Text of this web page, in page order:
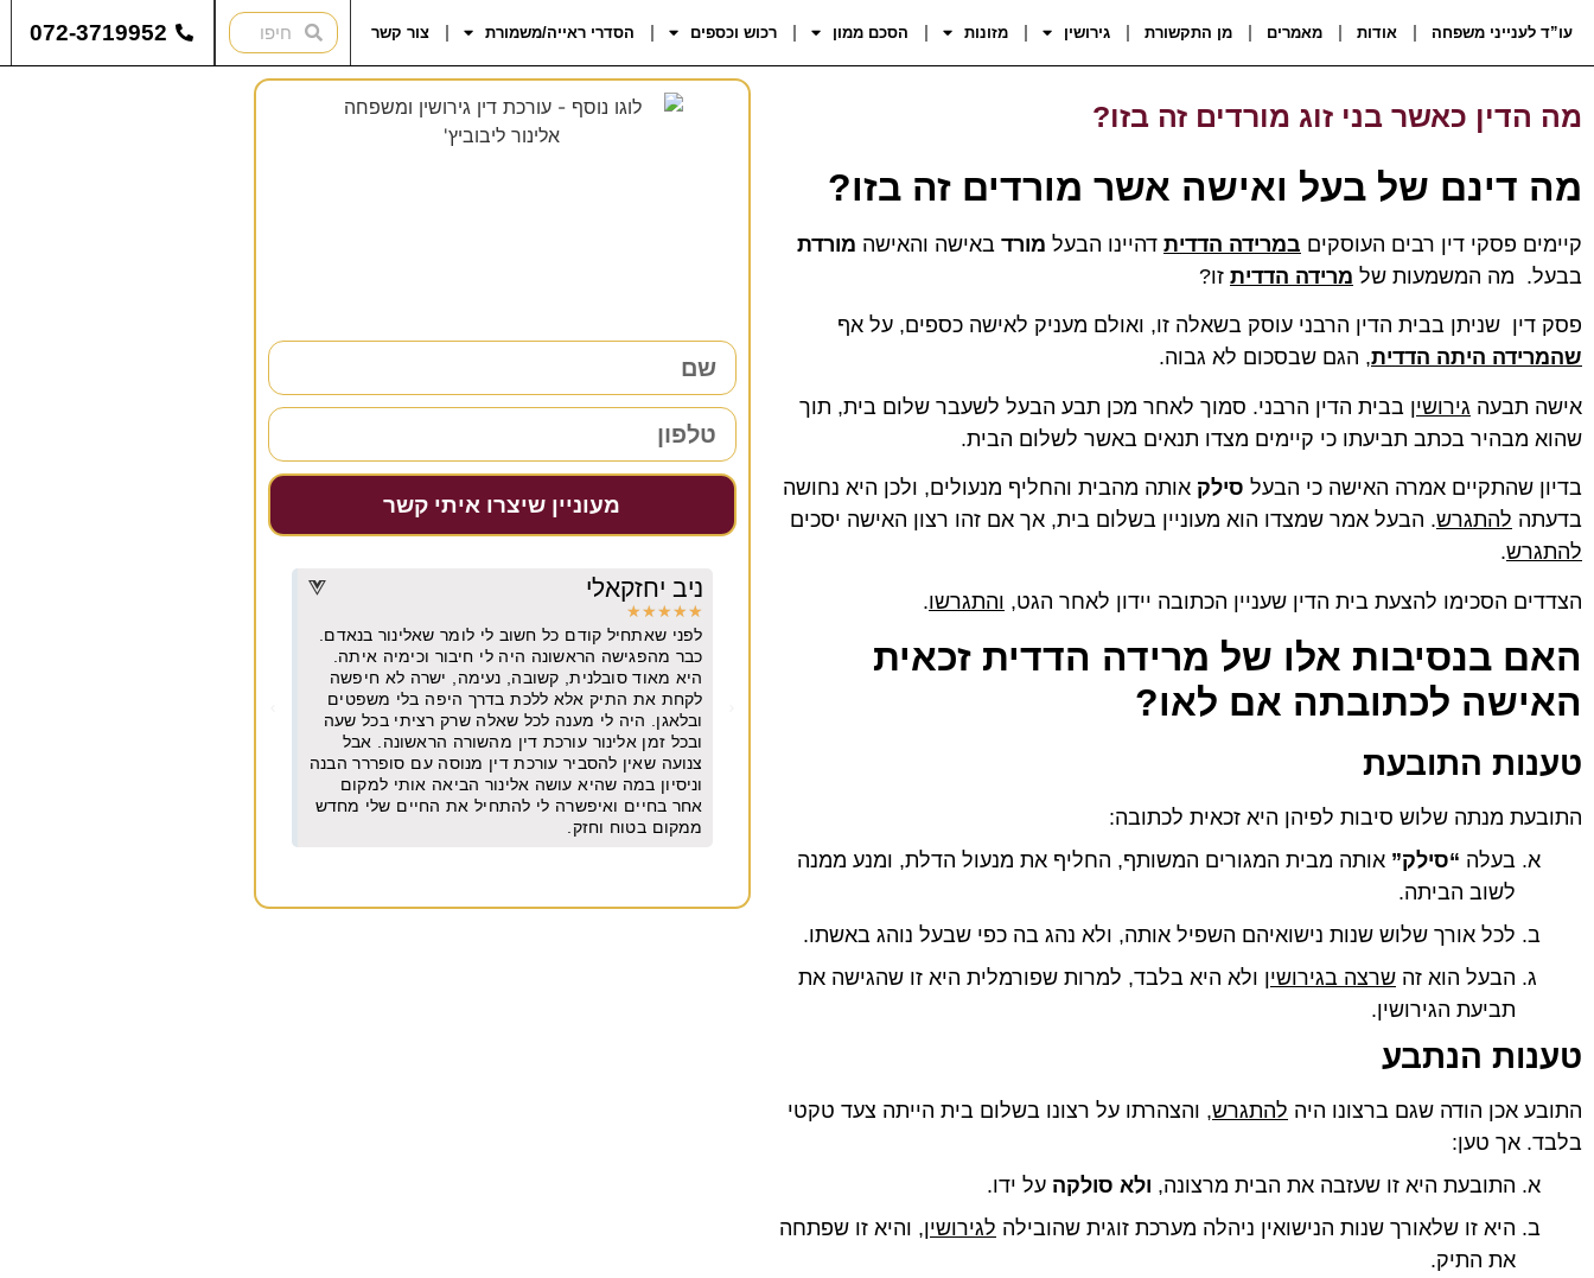
עו”ד לענייני משפחה אודות מאמרים מן התקשורת גירושין מזונות הסכם ממון רכוש וכספים הסדרי ראייה/משמורת צור קשר 072-3719952
מה הדין כאשר בני זוג מורדים זה בזו?
מה דינם של בעל ואישה אשר מורדים זה בזו?
קיימים פסקי דין רבים העוסקים במרידה הדדית דהיינו הבעל מורד באישה והאישה מורדת
בבעל. מה המשמעות של מרידה הדדית זו?
פסק דין שניתן בבית הדין הרבני עוסק בשאלה זו, ואולם מעניק לאישה כספים, על אף
שהמרידה היתה הדדית, הגם שבסכום לא גבוה.
אישה תבעה גירושין בבית הדין הרבני. סמוך לאחר מכן תבע הבעל לשעבר שלום בית, תוך
שהוא מבהיר בכתב תביעתו כי קיימים מצדו תנאים באשר לשלום הבית.
בדיון שהתקיים אמרה האישה כי הבעל סילק אותה מהבית והחליף מנעולים, ולכן היא נחושה
בדעתה להתגרש. הבעל אמר שמצדו הוא מעוניין בשלום בית, אך אם זהו רצון האישה יסכים
להתגרש.
הצדדים הסכימו להצעת בית הדין שעניין הכתובה יידון לאחר הגט, והתגרשו.
האם בנסיבות אלו של מרידה הדדית זכאית
האישה לכתובתה אם לאו?
טענות התובעת
התובעת מנתה שלוש סיבות לפיהן היא זכאית לכתובה:
בעלה “סילק” אותה מבית המגורים המשותף, החליף את מנעול הדלת, ומנע ממנה
לשוב הביתה.
לכל אורך שלוש שנות נישואיהם השפיל אותה, ולא נהג בה כפי שבעל נוהג באשתו.
הבעל הוא זה שרצה בגירושין ולא היא בלבד, למרות שפורמלית היא זו שהגישה את
תביעת הגירושין.
טענות הנתבע
התובע אכן הודה שגם ברצונו היה להתגרש, והצהרתו על רצונו בשלום בית הייתה צעד טקטי
בלבד. אך טען:
התובעת היא זו שעזבה את הבית מרצונה, ולא סולקה על ידו.
היא זו שלאורך שנות הנישואין ניהלה מערכת זוגית שהובילה לגירושין, והיא זו שפתחה
את התיק.
מעוניין שיצרו איתי קשר
★
★
★
★
★
עו"ד עם נשמה טובה. עזרה לי במספר עניינים מגוונים
במשך השנים בנאמנות, במסירות ובמקצועיות. חוץ
מזה, היא מאוד חביבה, נגישה וחמודה.
ניב יחזקאלי
★
★
★
★
★
כבר מהפגישה הראשונה היה לי חיבור וכימיה איתה.
ממקום בטוח וחזק.
יובל גולדברגר
★
★
★
★
★
משרד מצוין. מקצועי מיומן וישר עם ניסיון של עשרות
שנים